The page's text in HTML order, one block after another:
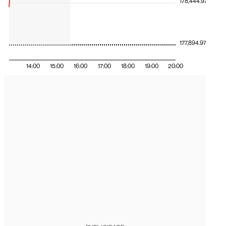
14:00 15:00 16:00 17:00 18:00 19:00 20:00
177,894.97